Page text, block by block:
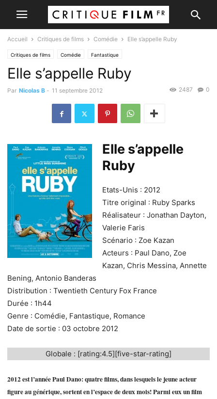
Accueil Critiques de films Comédie Elle s’appelle Ruby
Critiques de films Comédie Fantastique
Elle s’appelle Ruby
Par Nicolas B - 11 septembre 2012 0
2487
Elle s’appelle
Ruby
Etats-Unis : 2012
Titre original : Ruby Sparks
Réalisateur : Jonathan Dayton,
Valerie Faris
Scénario : Zoe Kazan
Acteurs : Paul Dano, Zoe
Kazan, Chris Messina, Annette
Bening, Antonio Banderas
Distribution : Twentieth Century Fox France
Durée : 1h44
Genre : Comédie, Fantastique, Romance
Date de sortie : 03 octobre 2012
Globale : [rating:4.5][five-star-rating]
2012 est l’année Paul Dano: quatre films, dans lesquels le jeune acteur
figure au générique, sortent en l’espace de deux mois! Parmi eux un film